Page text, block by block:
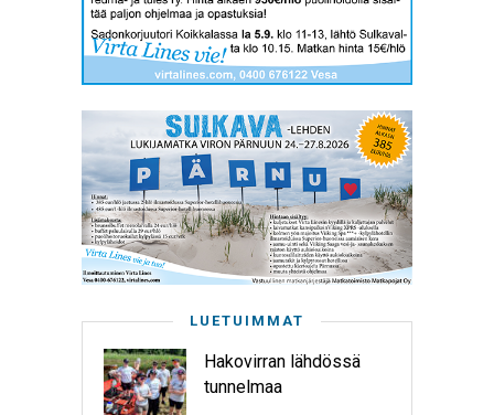
LUETUIMMAT
Hakovirran lähdössä
tunnelmaa